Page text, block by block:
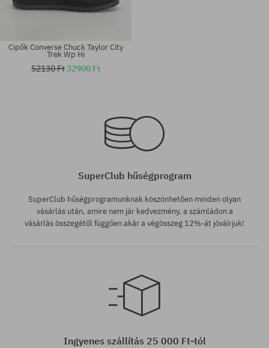
Cipők Converse Chuck Taylor City
Trek Wp Hi
52130 Ft32900 Ft
SuperClub hűségprogram
SuperClub hűségprogramunknak köszönhetően minden olyan
vásárlás után, amire nem jár kedvezmény, a számládon a
vásárlás összegétől függően akár a végösszeg 12%-át jóváírjuk!
Ingyenes szállítás 25 000 Ft-tól